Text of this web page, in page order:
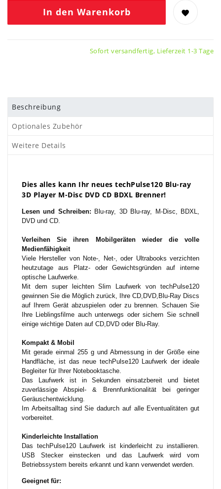
In den Warenkorb
Sofort versandfertig, Lieferzeit 1-3 Tage
Beschreibung
Optionales Zubehör
Weitere Details
Dies alles kann Ihr neues techPulse120 Blu-ray
3D Player M-Disc DVD CD BDXL Brenner!
Lesen und Schreiben: Blu-ray, 3D Blu-ray, M-Disc, BDXL,
DVD und CD.
Verleihen Sie ihren Mobilgeräten wieder die volle
Medienfähigkeit
Viele Hersteller von Note-, Net-, oder Ultrabooks verzichten
heutzutage aus Platz- oder Gewichtsgründen auf interne
optische Laufwerke.
Mit dem super leichten Slim Laufwerk von techPulse120
gewinnen Sie die Möglich zurück, Ihre CD,DVD,Blu-Ray Discs
auf Ihrem Gerät abzuspielen oder zu brennen. Schauen Sie
Ihre Lieblingsfilme auch unterwegs oder sichern Sie schnell
einige wichtige Daten auf CD,DVD oder Blu-Ray.
Kompakt & Mobil
Mit gerade einmal 255 g und Abmessung in der Größe eine
Handfläche, ist das neue techPulse120 Laufwerk der ideale
Begleiter für Ihrer Notebooktasche.
Das Laufwerk ist in Sekunden einsatzbereit und bietet
zuverlässige Abspiel- & Brennfunktionalität bei geringer
Geräuschentwicklung.
Im Arbeitsalltag sind Sie dadurch auf alle Eventualitäten gut
vorbereitet.
Kinderleichte Installation
Das techPulse120 Laufwerk ist kinderleicht zu installieren.
USB Stecker einstecken und das Laufwerk wird vom
Betriebssystem bereits erkannt und kann verwendet werden.
Geeignet für: